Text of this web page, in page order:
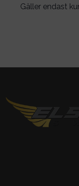
Gäller endast